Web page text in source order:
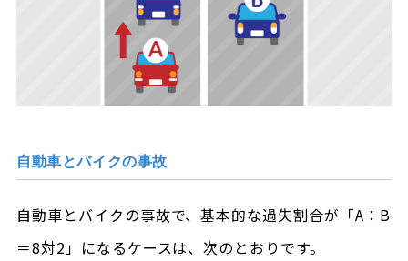
自動車とバイクの事故
自動車とバイクの事故で、基本的な過失割合が「A：B
＝8対2」になるケースは、次のとおりです。